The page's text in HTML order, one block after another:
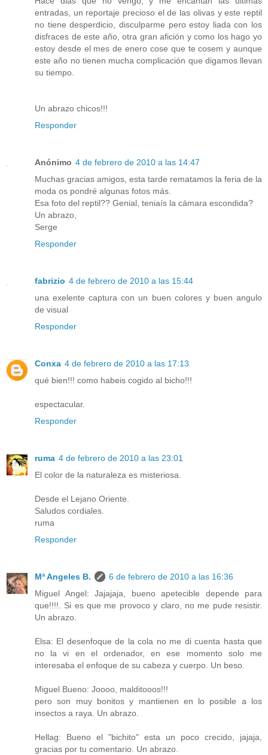
entradas, un reportaje precioso el de las olivas y este reptil
no tiene desperdicio, disculparme pero estoy liada con los
disfraces de este año, otra gran afición y como los hago yo
estoy desde el mes de enero cose que te cosem y aunque
este año no tienen mucha complicación que digamos llevan
su tiempo.
Un abrazo chicos!!!
Responder
Anónimo 4 de febrero de 2010 a las 14:47
Muchas gracias amigos, esta tarde rematamos la feria de la
moda os pondré algunas fotos más.
Esa foto del reptil?? Genial, teniaís la cámara escondida?
Un abrazo,
Serge
Responder
fabrizio 4 de febrero de 2010 a las 15:44
una exelente captura con un buen colores y buen angulo
de visual
Responder
Conxa 4 de febrero de 2010 a las 17:13
qué bien!!! como habeis cogido al bicho!!!
espectacular.
Responder
ruma 4 de febrero de 2010 a las 23:01
El color de la naturaleza es misteriosa.
Desde el Lejano Oriente.
Saludos cordiales.
ruma
Responder
Mª Angeles B.
6 de febrero de 2010 a las 16:36
Miguel Angel: Jajajaja, bueno apetecible depende para
que!!!!. Si es que me provoco y claro, no me pude resistir.
Un abrazo.
Elsa: El desenfoque de la cola no me di cuenta hasta que
no la vi en el ordenador, en ese momento solo me
interesaba el enfoque de su cabeza y cuerpo. Un beso.
Miguel Bueno: Joooo, malditooos!!!
pero son muy bonitos y mantienen en lo posible a los
insectos a raya. Un abrazo.
Hellag: Bueno el "bichito" esta un poco crecido, jajaja,
gracias por tu comentario. Un abrazo.